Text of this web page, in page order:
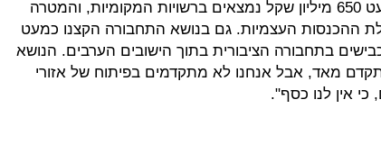
לרשויות המקומיות - כמעט 650 מיליון שקל נמצאים ברשויות המקומיות, והמטרה
ההכנסות העצמיות. גם בנושא התחבורה הקצנו כמעט
כבישים בתחבורה הציבורית בתוך הישובים הערבים. הנושא
מאד, אבל אנחנו לא מתקדמים בפיתוח של אזורי
כי אין לנו כסף".